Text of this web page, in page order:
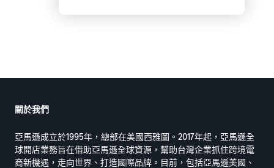
關於我們
亞馬遜成立於1995年，總部在美國西雅圖。2017年起，亞馬遜全
球開店業務旨在借助亞馬遜全球資源，幫助台灣企業抓住跨境電
商新機遇，走向世界、打造國際品牌。目前，包括亞馬遜美國、